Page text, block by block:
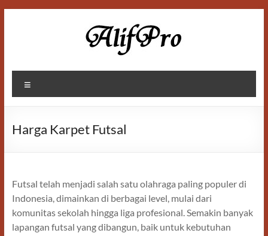
Alif
Properti
Harga Karpet Futsal
Futsal telah menjadi salah satu olahraga paling populer di
Indonesia, dimainkan di berbagai level, mulai dari
komunitas sekolah hingga liga profesional. Semakin banyak
lapangan futsal yang dibangun, baik untuk kebutuhan